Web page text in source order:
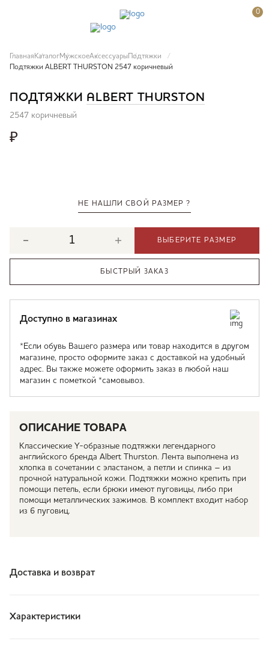
0
Главная КаталогМужскоеАксессуары Подтяжки
Подтяжки ALBERT THURSTON 2547 коричневый
ПОДТЯЖКИ ALBERT THURSTON
2547 коричневый
₽
НЕ НАШЛИ СВОЙ РАЗМЕР ?
ВЫБЕРИТЕ РАЗМЕР
БЫСТРЫЙ ЗАКАЗ
Доступно в магазинах
*Если обувь Вашего размера или товар находится в другом
магазине, просто оформите заказ с доставкой на удобный
адрес. Вы также можете оформить заказ в любой наш
магазин с пометкой *самовывоз.
ОПИСАНИЕ ТОВАРА
Классические Y-образные подтяжки легендарного
английского бренда Albert Thurston. Лента выполнена из
хлопка в сочетании с эластаном, а петли и спинка – из
прочной натуральной кожи. Подтяжки можно крепить при
помощи петель, если брюки имеют пуговицы, либо при
помощи металлических зажимов. В комплект входит набор
из 6 пуговиц.
Доставка и возврат
Характеристики